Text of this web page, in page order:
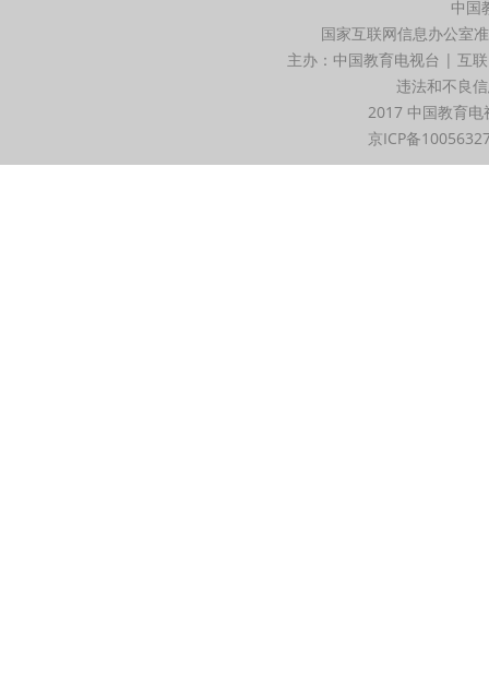
中国
国家互联网信息办公室
主办：中国教育电视台 | 互
违法和不良
2017 中国教育
京ICP备